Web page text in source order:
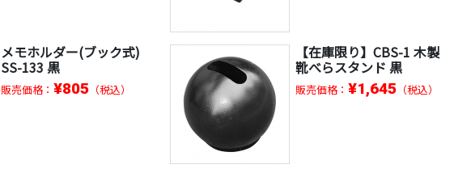
メモホルダー(ブック式)
SS-133 黒
販売価格：¥805 （税込）
【在庫限り】CBS-1 木製
靴べらスタンド 黒
販売価格： ¥1,645（税込）